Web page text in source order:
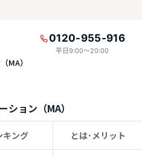
0120-955-916
平日9:00〜20:00
MA）
ション（MA）
キング とは･メリット